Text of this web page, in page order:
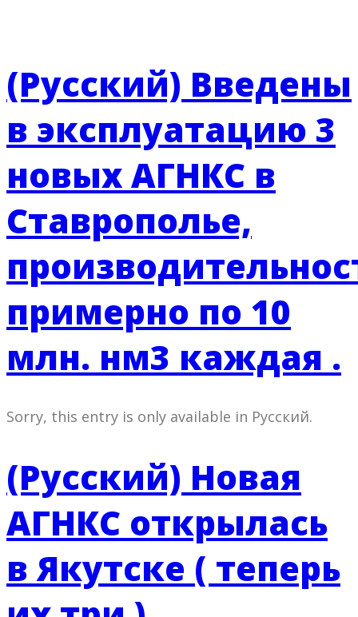
(Русский) Введены
в эксплуатацию 3
новых АГНКС в
Ставрополье,
примерно по 10
млн. нм3 каждая .
Sorry, this entry is only available in Русский.
(Русский) Новая
АГНКС открылась
в Якутске ( теперь